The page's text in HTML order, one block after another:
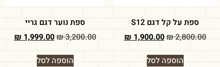
ספת על קל דגם S12
₪2,800.00
₪ 1,900.00
הוספה לסל
ספת נוער דגם גריי
₪3,200.00
₪ 1,999.00
הוספה לסל